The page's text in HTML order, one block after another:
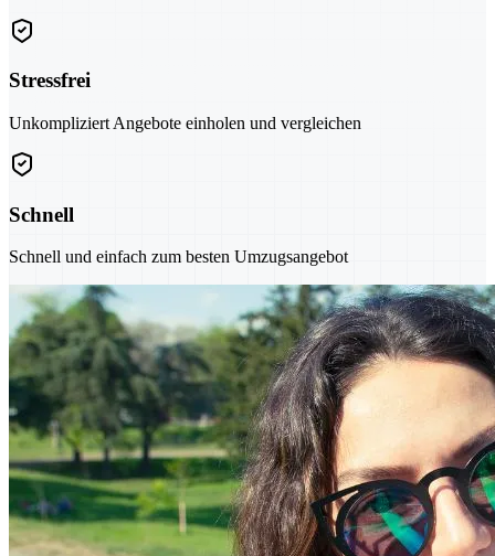
Stressfrei
Unkompliziert Angebote einholen und vergleichen
Schnell
Schnell und einfach zum besten Umzugsangebot